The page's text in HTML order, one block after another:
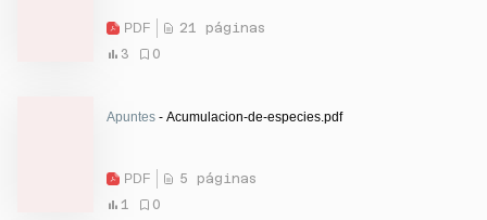
PDF
21 páginas
3
0
Apuntes - Acumulacion-de-especies.pdf
PDF
5 páginas
1
0